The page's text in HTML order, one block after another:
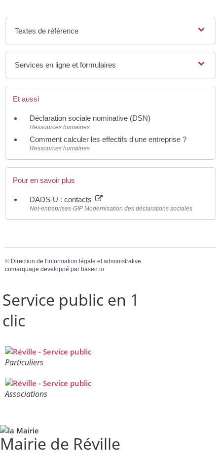
Textes de référence
Services en ligne et formulaires
Et aussi
Déclaration sociale nominative (DSN)
Ressources humaines
Comment calculer les effectifs d'une entreprise ?
Ressources humaines
Pour en savoir plus
DADS-U : contacts
Net-entreprises-GIP Modernisation des déclarations sociales
© Direction de l'information légale et administrative
comarquage developpé par baseo.io
Service public en 1
clic
Particuliers
Associations
Mairie de Réville